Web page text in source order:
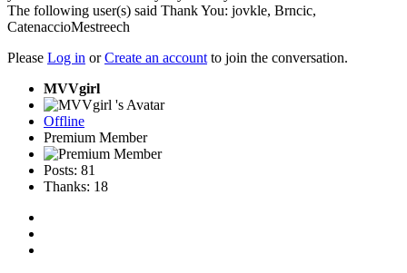
The following user(s) said Thank You: jovkle, Brncic,
CatenaccioMestreech
Please Log in orCreate an account to join the conversation.
MVVgirl
Offline
Premium Member
Posts: 81
Thanks: 18